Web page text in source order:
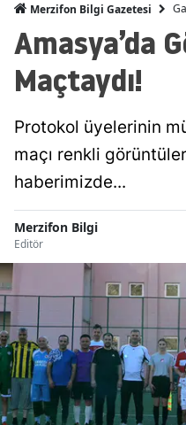
Merzifon Bilgi Gazetesi
Amasya’da
Maçtaydı!
Protokol üyelerinin
maçı renkli
haberimizde...
Merzifon Bilgi
Editör